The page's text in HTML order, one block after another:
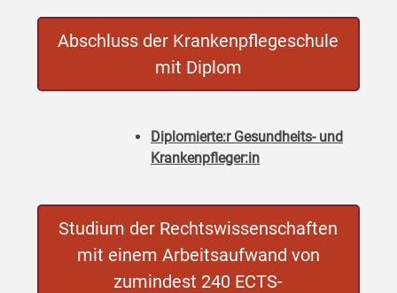
Abschluss der Krankenpflegeschule
mit Diplom
Diplomierte:r Gesundheits- und
Krankenpfleger:in
Studium der Rechtswissenschaften
mit einem Arbeitsaufwand von
zumindest 240 ECTS-